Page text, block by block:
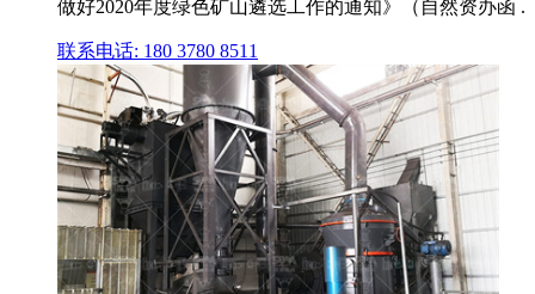
做好2020年度绿色矿山遴选工作的通知》（自然资办函 .
联系电话: 180 3780 8511